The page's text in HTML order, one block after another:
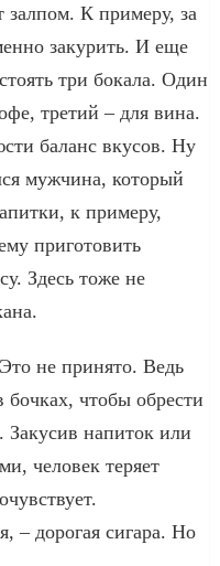
К примеру, за
закурить. И еще
три бокала. Один
третий – для вина.
баланс вкусов. Ну
мужчина, который
к примеру,
приготовить
Здесь тоже не
не принято. Ведь
бочках, чтобы обрести
напиток или
человек теряет
– дорогая сигара. Но